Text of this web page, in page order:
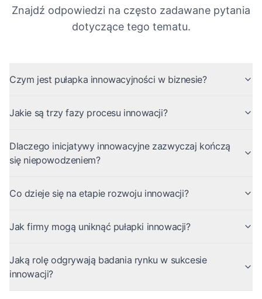
Znajdź odpowiedzi na często zadawane pytania
dotyczące tego tematu.
Czym jest pułapka innowacyjności w biznesie?
Jakie są trzy fazy procesu innowacji?
Dlaczego inicjatywy innowacyjne zazwyczaj kończą
się niepowodzeniem?
Co dzieje się na etapie rozwoju innowacji?
Jak firmy mogą uniknąć pułapki innowacji?
Jaką rolę odgrywają badania rynku w sukcesie
innowacji?